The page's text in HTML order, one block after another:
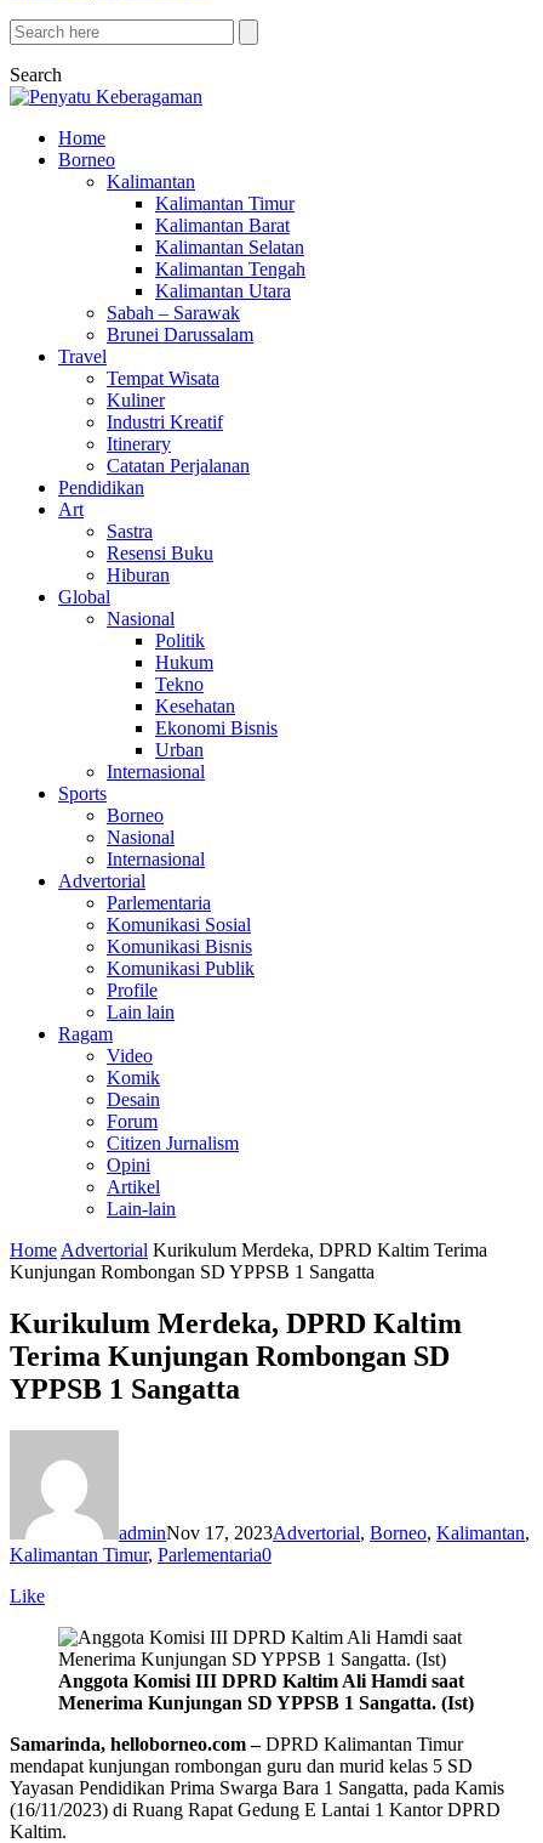
Search
Home
Borneo
Kalimantan
Kalimantan Timur
Kalimantan Barat
Kalimantan Selatan
Kalimantan Tengah
Kalimantan Utara
Sabah – Sarawak
Brunei Darussalam
Travel
Tempat Wisata
Kuliner
Industri Kreatif
Itinerary
Catatan Perjalanan
Pendidikan
Art
Sastra
Resensi Buku
Hiburan
Global
Nasional
Politik
Hukum
Tekno
Kesehatan
Ekonomi Bisnis
Urban
Internasional
Sports
Borneo
Nasional
Internasional
Advertorial
Parlementaria
Komunikasi Sosial
Komunikasi Bisnis
Komunikasi Publik
Profile
Lain lain
Ragam
Video
Komik
Desain
Forum
Citizen Jurnalism
Opini
Artikel
Lain-lain
Home Advertorial Kurikulum Merdeka, DPRD Kaltim Terima
Kunjungan Rombongan SD YPPSB 1 Sangatta
Kurikulum Merdeka, DPRD Kaltim
Terima Kunjungan Rombongan SD
YPPSB 1 Sangatta
adminNov 17, 2023Advertorial, Borneo, Kalimantan,
Kalimantan Timur, Parlementaria0
Like
Anggota Komisi III DPRD Kaltim Ali Hamdi saat
Menerima Kunjungan SD YPPSB 1 Sangatta. (Ist)
Samarinda, helloborneo.com –DPRD Kalimantan Timur
mendapat kunjungan rombongan guru dan murid kelas 5 SD
Yayasan Pendidikan Prima Swarga Bara 1 Sangatta, pada Kamis
(16/11/2023) di Ruang Rapat Gedung E Lantai 1 Kantor DPRD
Kaltim.